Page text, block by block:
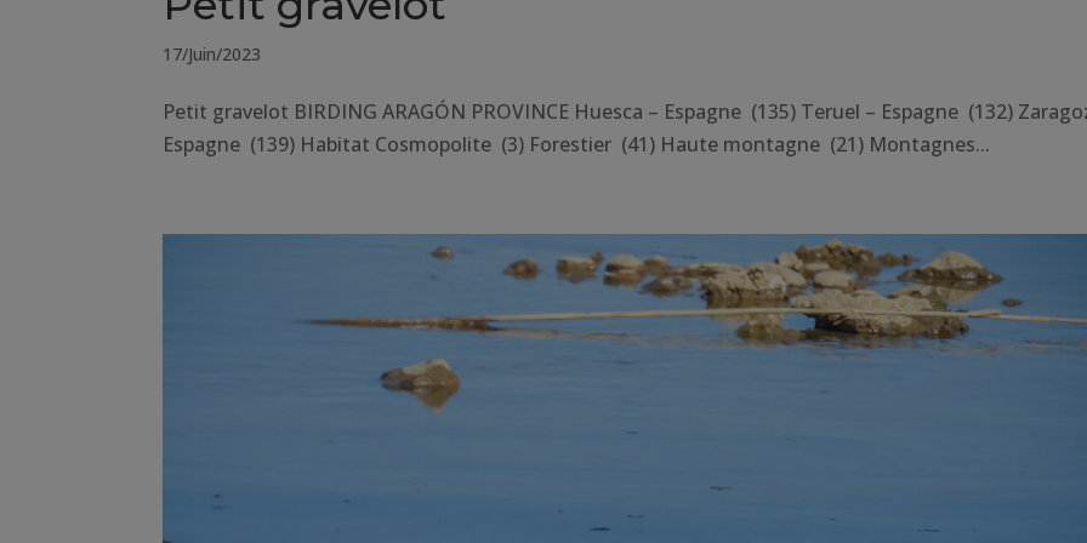
17/Juin/2023
Petit gravelot BIRDING ARAGÓN PROVINCE Huesca – Espagne (135) Teruel – Espagne (132)
Espagne (139) Habitat Cosmopolite (3) Forestier (41) Haute montagne (21) Montagnes...